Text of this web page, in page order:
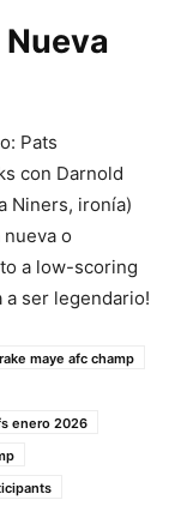
Pats
con Darnold
Niners, ironía)
o
a low-scoring
a ser legendario!
maye afc champ
enero 2026